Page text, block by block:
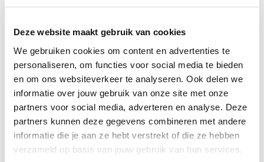
Deze website maakt gebruik van cookies
We gebruiken cookies om content en advertenties te
personaliseren, om functies voor social media te bieden
en om ons websiteverkeer te analyseren. Ook delen we
informatie over jouw gebruik van onze site met onze
partners voor social media, adverteren en analyse. Deze
partners kunnen deze gegevens combineren met andere
informatie die je aan ze hebt verstrekt of die ze hebben
verzameld op basis van jouw gebruik van hun services.
200 gram